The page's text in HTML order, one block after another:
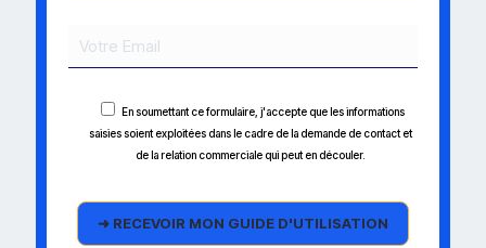
En soumettant ce formulaire, j'accepte que les informations
saisies soient exploitées dans le cadre de la demande de contact et
de la relation commerciale qui peut en découler.